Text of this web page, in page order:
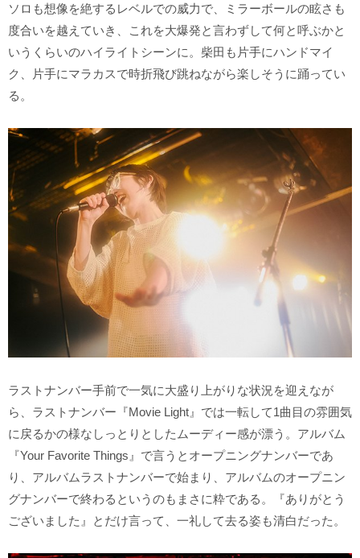
ソロも想像を絶するレベルでの威力で、ミラーボールの眩さも
度合いを越えていき、これを大爆発と言わずして何と呼ぶかと
いうくらいのハイライトシーンに。柴田も片手にハンドマイ
ク、片手にマラカスで時折飛び跳ねながら楽しそうに踊ってい
る。
ラストナンバー手前で一気に大盛り上がりな状況を迎えなが
ら、ラストナンバー『Movie Light』では一転して1曲目の雰囲気
に戻るかの様なしっとりとしたムーディー感が漂う。アルバム
『Your Favorite Things』で言うとオープニングナンバーであ
り、アルバムラストナンバーで始まり、アルバムのオープニン
グナンバーで終わるというのもまさに粋である。『ありがとう
ございました』とだけ言って、一礼して去る姿も清白だった。